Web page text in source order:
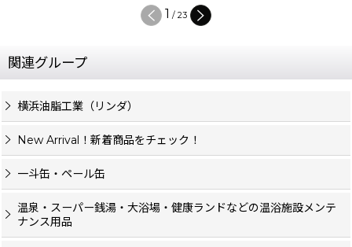
1 / 23
関連グループ
横浜油脂工業（リンダ）
New Arrival！新着商品をチェック！
一斗缶・ペール缶
温泉・スーパー銭湯・大浴場・健康ランドなどの温浴施設メンテ
ナンス用品